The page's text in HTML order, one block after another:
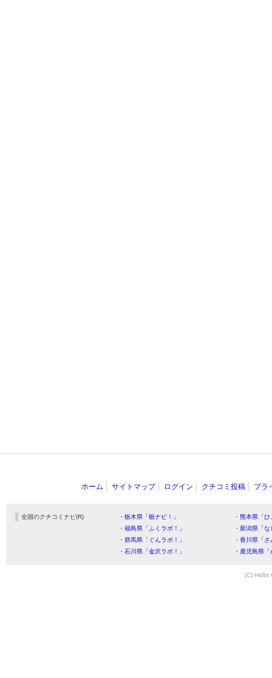
ホーム サイトマップ ログイン クチコミ投稿 プラ
全国のクチコミナビ(R) ・栃木県「栃ナビ！」
・熊本県「
・福島県「ふくラボ！」
・新潟県「
・群馬県「ぐんラボ！」
・香川県「
・石川県「金沢ラボ！」
・鹿児島県
(C) HitBit